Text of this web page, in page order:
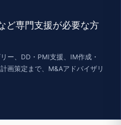
ど専門支援が必要な方
ー、DD・PMI支援、IM作成・
画策定まで、M&Aアドバイザリ